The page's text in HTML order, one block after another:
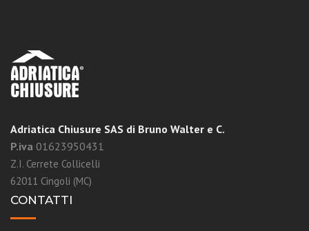
Adriatica Chiusure SAS di Bruno Walter e C.
P.iva 01623950431
Z.I. Cerrete Collicelli
62011 Cingoli (MC)
CONTATTI